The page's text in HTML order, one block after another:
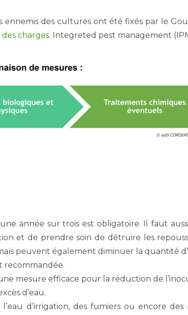
ennemis des cultures ont été fixés par le
charges. Integreted pest management
année sur trois est obligatoire. Il faut
et de prendre soin de détruire les
peuvent également diminuer la quantité
recommandée.
mesure efficace pour la réduction de
d’eau.
d’irrigation, des fumiers ou encore